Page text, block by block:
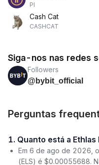
PI
Cash Cat
CASHCAT
Siga-nos nas redes
Followers
@bybit_official
Perguntas
1. Quanto está a
Em 6 de ago de 2026,
(ELS) é $0.00055688.